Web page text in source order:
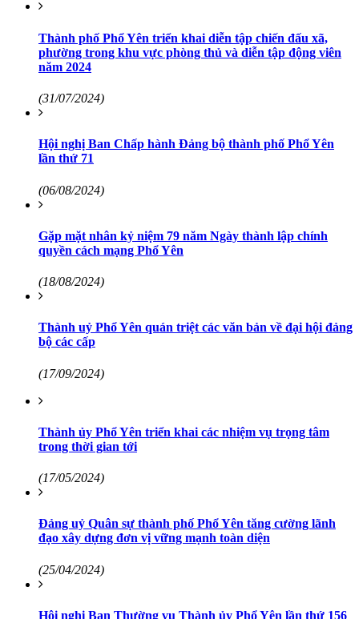
Thành phố Phổ Yên triển khai diễn tập chiến đấu xã,
phường trong khu vực phòng thủ và diễn tập động viên
năm 2024
(31/07/2024)
Hội nghị Ban Chấp hành Đảng bộ thành phố Phổ Yên
lần thứ 71
(06/08/2024)
Gặp mặt nhân kỷ niệm 79 năm Ngày thành lập chính
quyền cách mạng Phổ Yên
(18/08/2024)
Thành uỷ Phổ Yên quán triệt các văn bản về đại hội đảng
bộ các cấp
(17/09/2024)
Thành ủy Phổ Yên triển khai các nhiệm vụ trọng tâm
trong thời gian tới
(17/05/2024)
Đảng uỷ Quân sự thành phố Phổ Yên tăng cường lãnh
đạo xây dựng đơn vị vững mạnh toàn diện
(25/04/2024)
Hội nghị Ban Thường vụ Thành ủy Phổ Yên lần thứ 156